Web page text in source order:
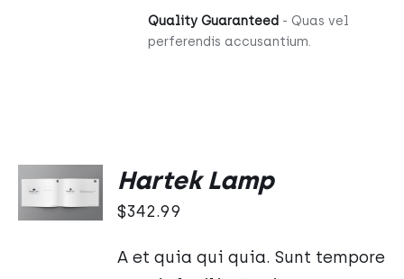
Quality Guaranteed - Quas vel
perferendis accusantium.
DO
KOSZYKA
/
Hartek Lamp
$342.99
A et quia qui quia. Sunt tempore